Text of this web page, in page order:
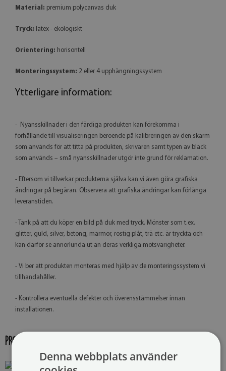
Material: premium polycanvas duk
Tryck: latex - ekologiskt
Orientering: horisontell
Monteringssystem: 2 eller 4 upphängningssystem
Ytterligare information:
- Nyansskillnader i den färdiga produkten kan förekomma i
förhållande till visualiseringen beroende på kalibreringen av den skärm
som används för att titta på produkten, skrivaren samt typen av bläck
som används – små nyansskillnader utgör inte grund för reklamation.
- Eftersom vi tillverkar produkterna själva kan vi även göra grafiska
ändringar på begäran. Observera att grafiska ändringar kan förlänga
leveranstiden.
- Tänk på att du köper en bild på duk med tryck. Mönster som t.ex.
glitter, guld, silver, betong, marmor, rostig plåt, trä etc. är tryckta och
kan därför se annorlunda ut än deras verkliga motsvarigheter.
- Vi ber att produkten monteras med hjälp av de monteringssystem vi
tillhandahåller.
- Kontrollera eventuella defekter och överensstämmelser innan
installationen.
PRODUKTGALLERI:
Denna webbplats använder